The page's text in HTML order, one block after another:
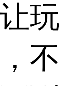
玩
不